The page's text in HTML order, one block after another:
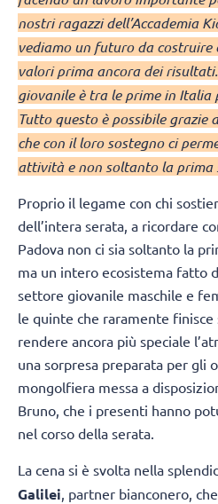
nostri ragazzi dell’Accademia
vediamo un futuro da costruire
valori prima ancora dei
giovanile è tra le prime in Italia
Tutto questo è possibile grazie
che con il loro sostegno ci
attività e non soltanto la prima
Proprio il legame con chi
dell’intera serata, a ricordare
Padova non ci sia soltanto la
ma un intero ecosistema fatto
settore giovanile maschile e
le quinte che raramente
rendere ancora più speciale
una sorpresa preparata per gli
mongolfiera messa a
Bruno, che i presenti hanno
nel corso della serata.
La cena si è svolta nella
Galilei , partner bianconero,